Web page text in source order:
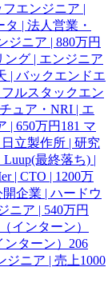
エンジニア |
| 法人営業・
ジニア | 880万円
グ | エンジニア
| バックエンドエ
ルスタックエン
ュア・NRI | エ
| 650万円 181 マ
日立製作所 | 研究
Luup(最終落ち) |
| CTO | 1200万
企業 | ハードウ
ニア | 540万円
インターン）
ターン） 206
ジニア | 売上1000